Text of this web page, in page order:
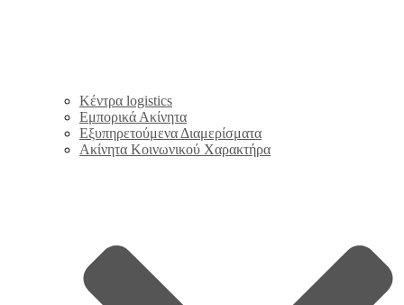
Κέντρα logistics
Εμπορικά Ακίνητα
Εξυπηρετούμενα Διαμερίσματα
Ακίνητα Κοινωνικού Χαρακτήρα